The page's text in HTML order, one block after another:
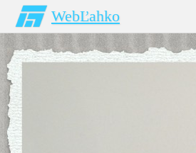
WebĽahko